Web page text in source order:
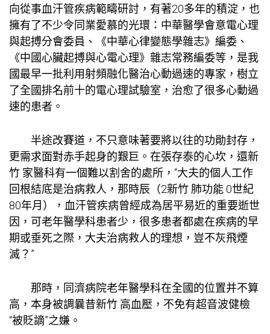
向從事血汗管疾病範疇研討，有著20多年的積淀，也
擁有了不少令同業愛慕的光環：中華醫學會意電心理
與起搏分會委員、《中華心律變態學雜志》編委、
《中國心臟起搏與心電心理》雜志常務編委等，是我
國最早一批利用射頻融化醫治心動過速的專家，樹立
了全國排名前十的電心理試驗室，治愈了很多心動過
速的患者。
半途改賽道，不只意味著要將以往的功勛封存，
更需求面對赤手起身的艱巨。在張存泰的心坎，還新
竹 家醫科有一個難以割舍的處所，“大夫的個人工作
回根結底是治病救人，那時辰（2新竹 肺功能0世紀
80年月），血汗管疾病曾經成為居平易近的重要逝世
因，可老年醫學科患者少，很多患者都處在疾病的早
期或垂死之際，大夫治病救人的理想，豈不灰飛煙
滅？”
那時，同濟病院老年醫學科在全國的位置并不算
高，本身被調曩昔新竹 高血壓 ，不免有超音波健檢
“被貶謫”之嫌。